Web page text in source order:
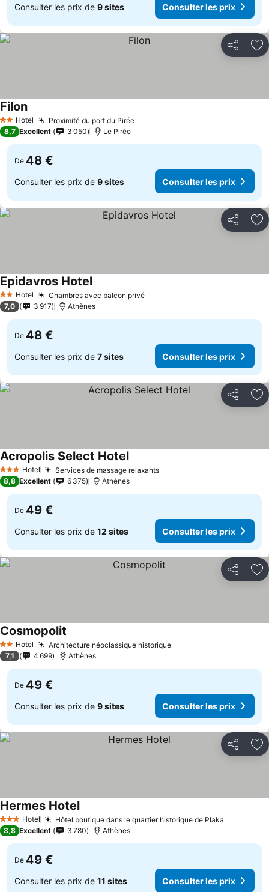
Consulter les prix de 9 sites Consulter les prix
Partager
2 Étoiles
Hotel Proximité du port du Pirée
Filon
8,7 Excellent 3 050 Le Pirée
De 48 €
Consulter les prix de 9 sites Consulter les prix
Partager
2 Étoiles
Hotel Chambres avec balcon privé
Epidavros Hotel
7,0 3 917 Athènes
De 48 €
Consulter les prix de 7 sites Consulter les prix
Partager
3 ÉtoilesHotel Services de massage relaxants
Acropolis Select Hotel
8,8 Excellent 6 375 Athènes
De 49 €
Consulter les prix de 12 sites Consulter les prix
Partager
2 Étoiles
Hotel Architecture néoclassique historique
Cosmopolit
7,1 4 699 Athènes
De 49 €
Consulter les prix de 9 sites Consulter les prix
Partager
3 ÉtoilesHotel Hôtel boutique dans le quartier historique de Plaka
Hermes Hotel
8,8 Excellent 3 780 Athènes
De 49 €
Consulter les prix de 11 sites Consulter les prix